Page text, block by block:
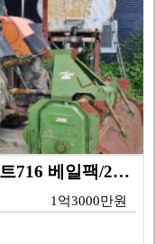
제조사문의/트랙터/165마력/팬트716 베일팩/2007…
1억3000만원